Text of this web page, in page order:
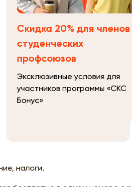
Скидка 20% для членов
студенческих
профсоюзов
Эксклюзивные условия для
участников программы «СКС
Бонус»
налоги.